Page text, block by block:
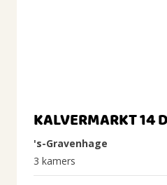
KALVERMARKT 14 D
's-Gravenhage
3 kamers